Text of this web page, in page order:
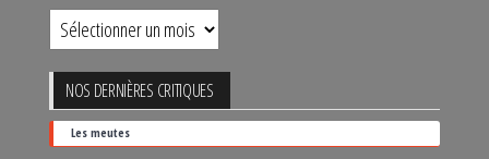
Retrouver
un
film
par
sa
NOS DERNIÈRES CRITIQUES
Les meutes